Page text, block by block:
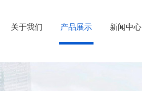
关于我们 产品展示 新闻中心